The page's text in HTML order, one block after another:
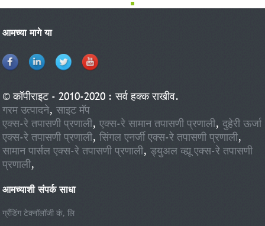
आमच्या मागे या
© कॉपीराइट - 2010-2020 : सर्व हक्क राखीव.
गरम उत्पादने,साइट मॅप
एक्स-रे तपासणी प्रणाली,एक्स-रे सामान तपासणी प्रणाली,दुहेरी ऊर्जा
एक्स-रे तपासणी प्रणाली,सिंगल एनर्जी एक्स-रे तपासणी प्रणाली,
सामान पार्सल एक्स-रे तपासणी प्रणाली,ड्युअल व्ह्यू एक्स-रे तपासणी
प्रणाली,
आमच्याशी संपर्क साधा
ग्रँडिंग टेक्नॉलॉजी कं, लि